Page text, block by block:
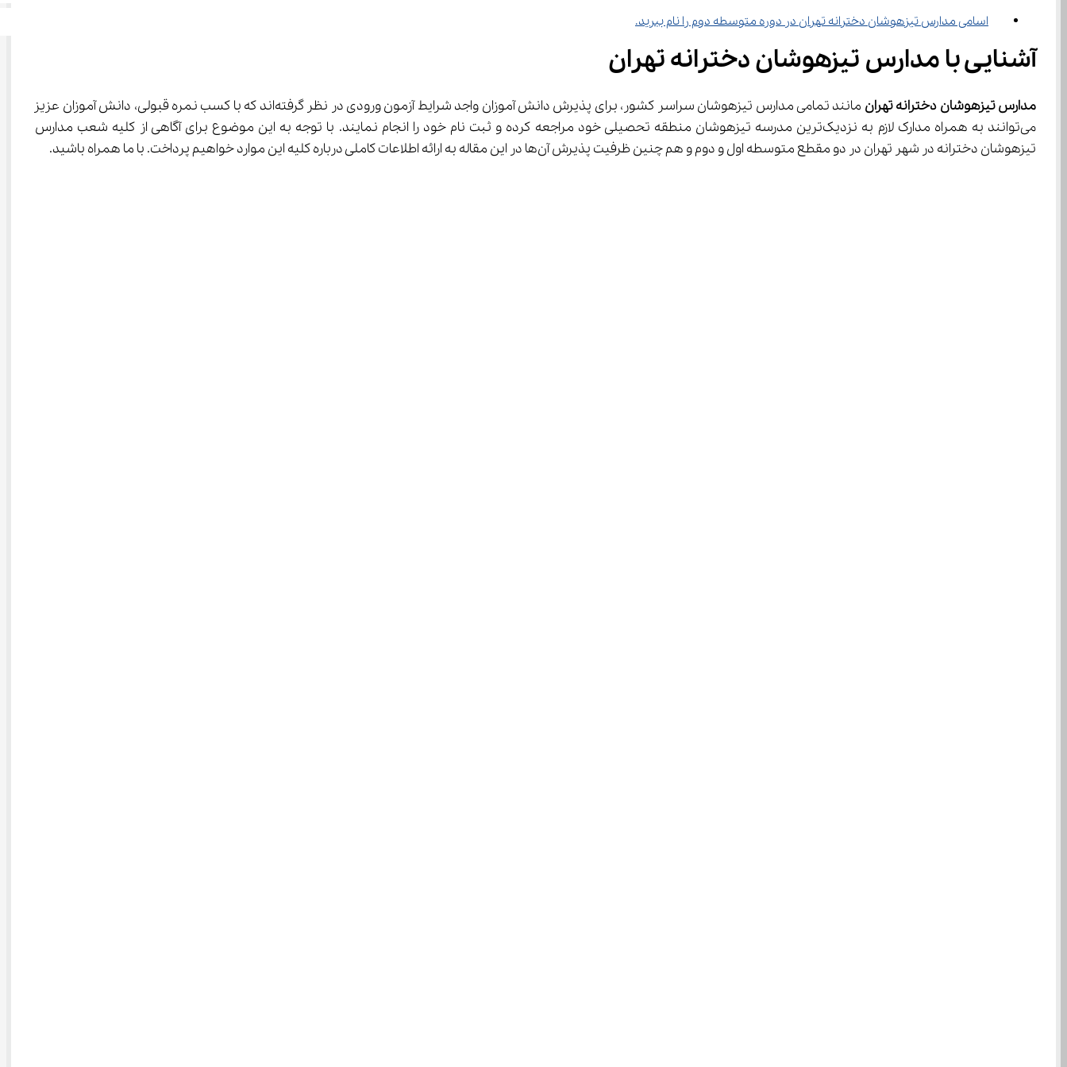
اسامی مدارس تیزهوشان دخترانه تهران در دوره متوسطه دوم را نام ببرید.
آشنایی با مدارس تیزهوشان دخترانه تهران
مدارس تیزهوشان دخترانه تهران
مانند تمامی مدارس تیزهوشان سراسر کشور، برای پذیرش دانش آموزان واجد شرایط آزمون ورودی در نظر گرفته‌اند که با کسب نمره قبولی، دانش آموزان عزیز
می‌توانند به همراه مدارک لازم به نزدیک‌ترین مدرسه تیزهوشان منطقه تحصیلی خود مراجعه کرده و ثبت نام خود را انجام نمایند. با توجه به این موضوع برای آگاهی از کلیه شعب مدارس
تیزهوشان دخترانه در شهر تهران در دو مقطع متوسطه اول و دوم و هم‌ چنین ظرفیت پذیرش آن‌ها در این مقاله به ارائه اطلاعات کاملی درباره کلیه این موارد خواهیم پرداخت. با ما همراه باشید.